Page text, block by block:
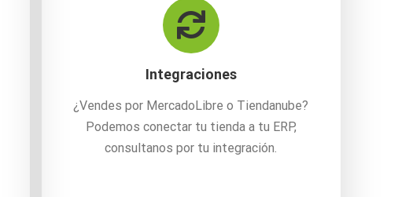
Integraciones
¿Vendes por MercadoLibre o Tiendanube?
Podemos conectar tu tienda a tu ERP,
consultanos por tu integración.